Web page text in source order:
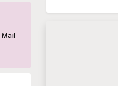
Mail